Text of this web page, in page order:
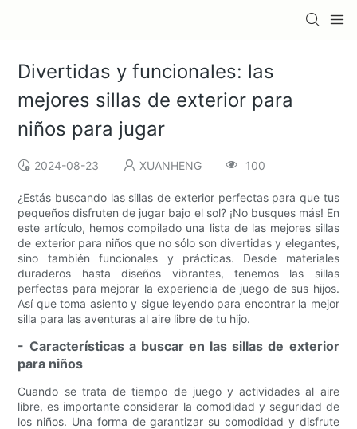
Divertidas y funcionales: las
mejores sillas de exterior para
niños para jugar
2024-08-23 XUANHENG 100
¿Estás buscando las sillas de exterior perfectas para que tus
pequeños disfruten de jugar bajo el sol? ¡No busques más! En
este artículo, hemos compilado una lista de las mejores sillas
de exterior para niños que no sólo son divertidas y elegantes,
sino también funcionales y prácticas. Desde materiales
duraderos hasta diseños vibrantes, tenemos las sillas
perfectas para mejorar la experiencia de juego de sus hijos.
Así que toma asiento y sigue leyendo para encontrar la mejor
silla para las aventuras al aire libre de tu hijo.
- Características a buscar en las sillas de exterior
para niños
Cuando se trata de tiempo de juego y actividades al aire
libre, es importante considerar la comodidad y seguridad de
los niños. Una forma de garantizar su comodidad y disfrute